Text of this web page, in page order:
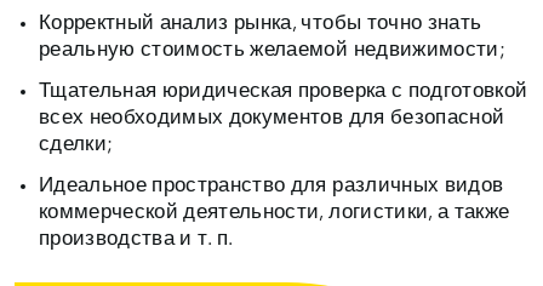
Корректный анализ рынка, чтобы точно знать
реальную стоимость желаемой недвижимости;
Тщательная юридическая проверка с подготовкой
всех необходимых документов для безопасной
сделки;
Идеальное пространство для различных видов
коммерческой деятельности, логистики, а также
производства и т. п.